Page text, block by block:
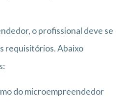
o profissional deve se
requisitórios. Abaixo
do microempreendedor